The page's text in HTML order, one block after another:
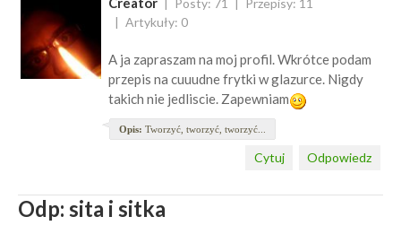
Posty: 71
Przepisy: 11
Artykuły: 0
A ja zapraszam na moj profil. Wkrótce podam
przepis na cuuudne frytki w glazurce. Nigdy
takich nie jedliscie. Zapewniam
Opis: Tworzyć, tworzyć, tworzyć...
Odpowiedz
Cytuj
Odp: sita i sitka